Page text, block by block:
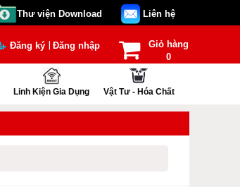
Thư viện Download Liên hệ
Đăng ký |Đăng nhập
Giỏ hàng
0
Linh Kiện Gia Dụng Vật Tư - Hóa Chất